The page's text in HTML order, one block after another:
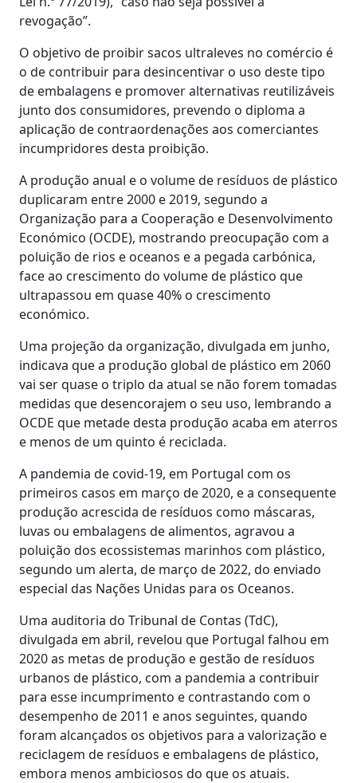
revogação”.
O objetivo de proibir sacos ultraleves no comércio é
o de contribuir para desincentivar o uso deste tipo
de embalagens e promover alternativas reutilizáveis
junto dos consumidores, prevendo o diploma a
aplicação de contraordenações aos comerciantes
incumpridores desta proibição.
A produção anual e o volume de resíduos de plástico
duplicaram entre 2000 e 2019, segundo a
Organização para a Cooperação e Desenvolvimento
Económico (OCDE), mostrando preocupação com a
poluição de rios e oceanos e a pegada carbónica,
face ao crescimento do volume de plástico que
ultrapassou em quase 40% o crescimento
económico.
Uma projeção da organização, divulgada em junho,
indicava que a produção global de plástico em 2060
vai ser quase o triplo da atual se não forem tomadas
medidas que desencorajem o seu uso, lembrando a
OCDE que metade desta produção acaba em aterros
e menos de um quinto é reciclada.
A pandemia de covid-19, em Portugal com os
primeiros casos em março de 2020, e a consequente
produção acrescida de resíduos como máscaras,
luvas ou embalagens de alimentos, agravou a
poluição dos ecossistemas marinhos com plástico,
segundo um alerta, de março de 2022, do enviado
especial das Nações Unidas para os Oceanos.
Uma auditoria do Tribunal de Contas (TdC),
divulgada em abril, revelou que Portugal falhou em
2020 as metas de produção e gestão de resíduos
urbanos de plástico, com a pandemia a contribuir
para esse incumprimento e contrastando com o
desempenho de 2011 e anos seguintes, quando
foram alcançados os objetivos para a valorização e
reciclagem de resíduos e embalagens de plástico,
embora menos ambiciosos do que os atuais.